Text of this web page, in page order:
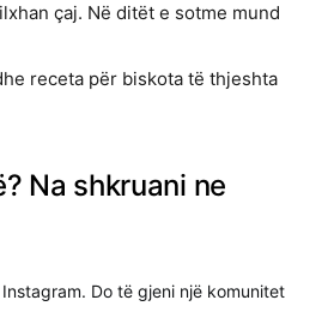
çaj. Në ditët e sotme mund
receta për biskota të thjeshta
Na shkruani ne
Do të gjeni një komunitet